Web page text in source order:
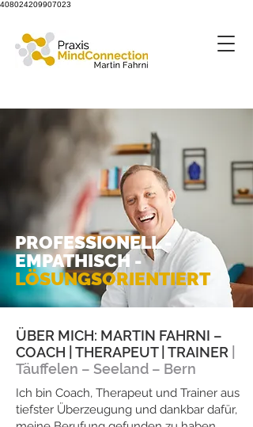
408024209907023
PROFESSIONELL -
EMPATHISCH -
LÖSUNGSORIENTIERT
ÜBER MICH: MARTIN FAHRNI –
COACH | THERAPEUT | TRAINER
Täuffelen – Seeland – Bern
Ich bin Coach, Therapeut und Trainer aus
tiefster Überzeugung und dankbar dafür,